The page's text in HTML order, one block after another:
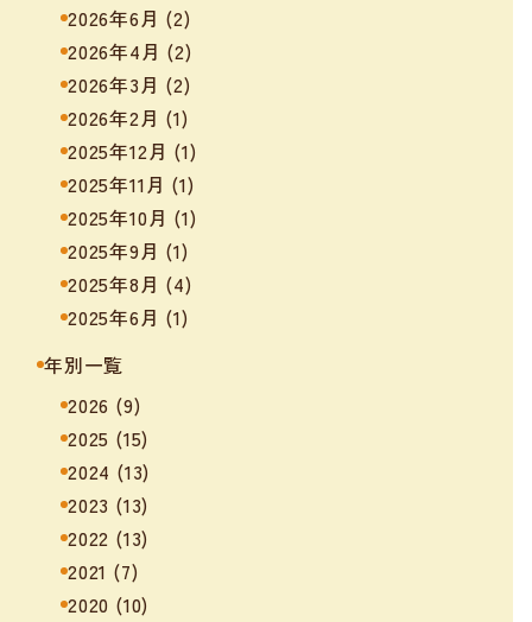
2026年6月 (2)
2026年4月 (2)
2026年3月 (2)
2026年2月 (1)
2025年12月 (1)
2025年11月 (1)
2025年10月 (1)
2025年9月 (1)
2025年8月 (4)
2025年6月 (1)
年別一覧
2026 (9)
2025 (15)
2024 (13)
2023 (13)
2022 (13)
2021 (7)
2020 (10)